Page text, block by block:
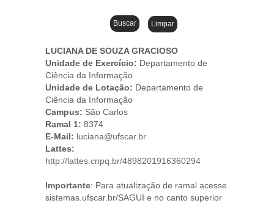
LUCIANA DE SOUZA GRACIOSO
Unidade de Exercício: Departamento de
Ciência da Informação
Unidade de Lotação: Departamento de
Ciência da Informação
Campus: São Carlos
Ramal 1: 8374
E-Mail: luciana@ufscar.br
Lattes:
http://lattes.cnpq.br/4898201916360294
Importante: Para atualização de ramal acesse
sistemas.ufscar.br/SAGUI e no canto superior